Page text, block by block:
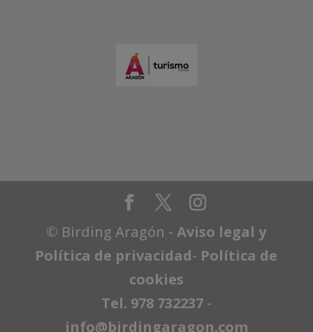
© Birding Aragón -Aviso legal y
Política de privacidad- Política de
cookies
Tel. 978 732237 -
info@birdingaragon.com